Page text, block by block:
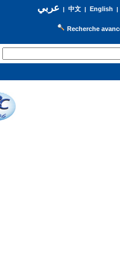
عربي| 中文| English |
Recherche